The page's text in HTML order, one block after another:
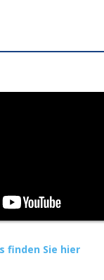
finden Sie hier